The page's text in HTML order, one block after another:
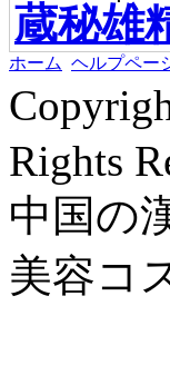
蔵秘雄
ホーム ヘルプペー
Rights
中国の
美容コ